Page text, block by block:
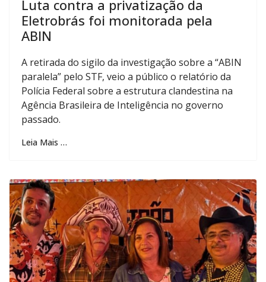
Luta contra a privatização da
Eletrobrás foi monitorada pela
ABIN
A retirada do sigilo da investigação sobre a “ABIN
paralela” pelo STF, veio a público o relatório da
Polícia Federal sobre a estrutura clandestina na
Agência Brasileira de Inteligência no governo
passado.
Leia Mais …